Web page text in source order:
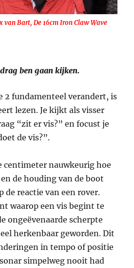
van Bart, De 16cm Iron Claw Wave
ben gaan kijken.
2 fundamenteel verandert, is
lezen. Je kijkt als visser
“zit er vis?” en focust je
de vis?”.
centimeter nauwkeurig hoe
de houding van de boot
de reactie van een rover.
waarop een vis begint te
ongeëvenaarde scherpte
herkenbaar geworden. Dit
in tempo of positie
simpelweg nooit had